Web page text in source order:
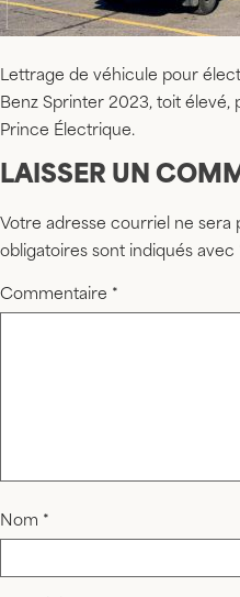
Lettrage de véhicule pour
Benz Sprinter 2023, toit
Prince Électrique.
LAISSER UN
Votre adresse courriel ne sera
obligatoires sont indiqués avec
Commentaire *
Nom *